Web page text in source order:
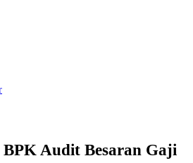
Audit Besaran Gaji